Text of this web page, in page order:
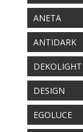
ANETA
ANTIDARK
DEKOLIGHT
DESIGN
EGOLUCE